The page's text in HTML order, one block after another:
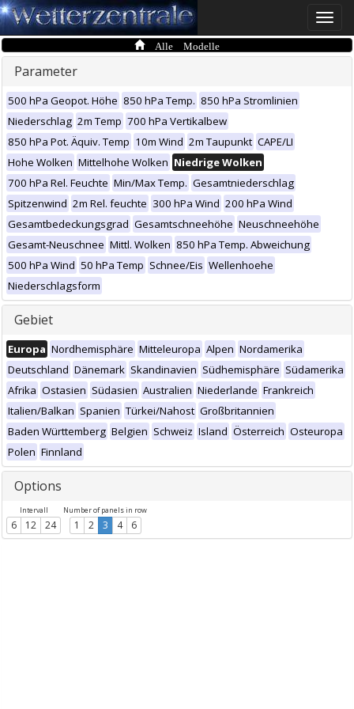
Toggle
Alle Modelle
Parameter
500 hPa Geopot. Höhe 850 hPa Temp. 850 hPa Stromlinien
Niederschlag 2m Temp 700 hPa Vertikalbew
850 hPa Pot. Äquiv. Temp 10m Wind 2m Taupunkt CAPE/LI
Hohe Wolken Mittelhohe Wolken Niedrige Wolken
700 hPa Rel. Feuchte Min/Max Temp. Gesamtniederschlag
Spitzenwind 2m Rel. feuchte 300 hPa Wind 200 hPa Wind
Gesamtbedeckungsgrad Gesamtschneehöhe Neuschneehöhe
Gesamt-Neuschnee Mittl. Wolken 850 hPa Temp. Abweichung
500 hPa Wind 50 hPa Temp Schnee/Eis Wellenhoehe
Niederschlagsform
Gebiet
Europa Nordhemisphäre Mitteleuropa Alpen Nordamerika
Deutschland Dänemark Skandinavien Südhemisphäre Südamerika
Afrika Ostasien Südasien Australien Niederlande Frankreich
Italien/Balkan Spanien Türkei/Nahost Großbritannien
Baden Württemberg Belgien Schweiz Island Österreich Osteuropa
Polen Finnland
Options
Intervall
6 12 24
Number of panels in row
1 2 3 4 6